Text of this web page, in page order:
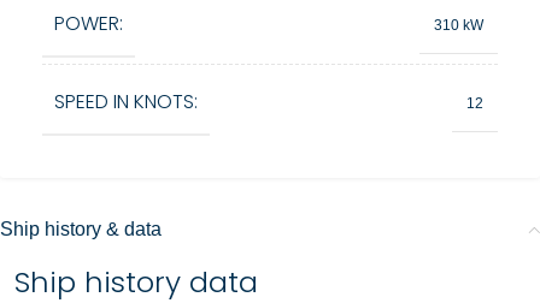
POWER: 310 kW
SPEED IN KNOTS: 12
Ship history & data
Ship history data